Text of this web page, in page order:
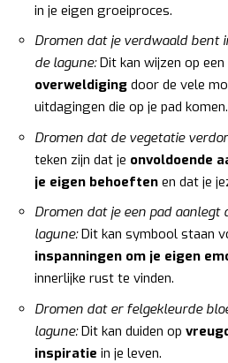
in je eigen groeiproces.
Dromen dat je verdwaald bent
de lagune:Dit kan wijzen op
overweldiging door de vele
uitdagingen die op je pad komen.
Dromen dat de vegetatie
teken zijn dat je onvoldoende
je eigen behoeften en dat je
Dromen dat je een pad aanlegt
lagune:Dit kan symbool staan
inspanningen om je eigen
innerlijke rust te vinden.
Dromen dat er felgekleurde
lagune:Dit kan duiden op
inspiratie in je leven.